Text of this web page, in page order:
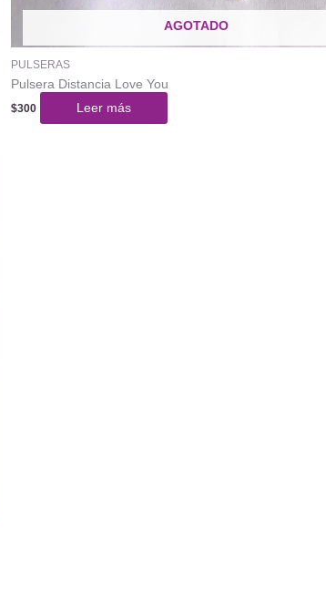
AGOTADO
PULSERAS
Pulsera Distancia Love You
$300 Leer más